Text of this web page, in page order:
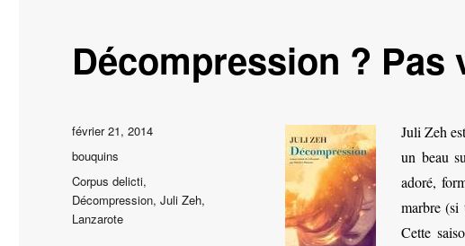
Décompression ?
Juli Zeh
un beau
adoré,
marbre (si
Cette
Publié
le
février 21, 2014
Catégories
bouquins
Étiquettes
Corpus delicti,
Décompression,Juli Zeh,
Lanzarote